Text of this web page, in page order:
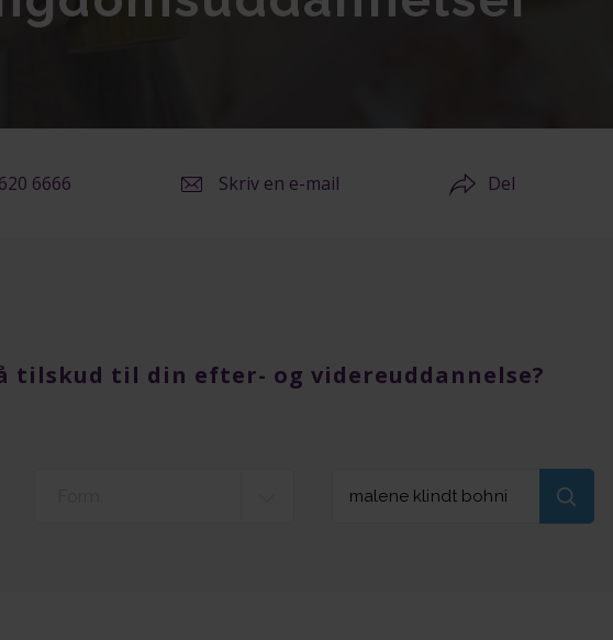
6666 Skriv en e-mail Del
tilskud til din efter- og videreuddannelse?